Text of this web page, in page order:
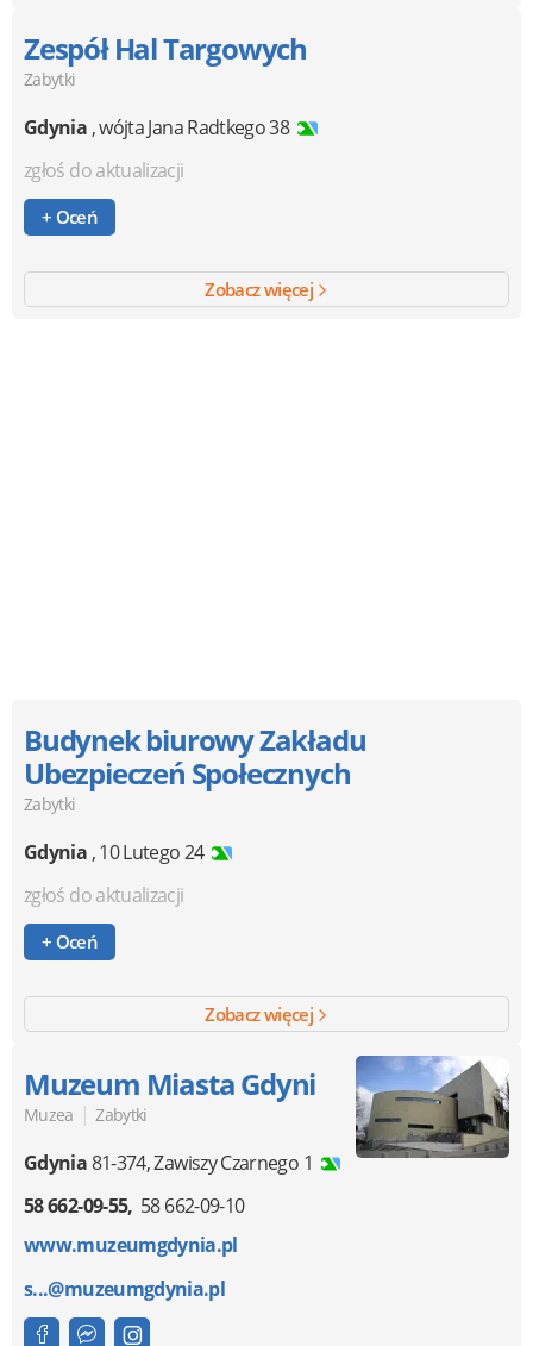
Zespół Hal Targowych
Zabytki
Gdynia ,wójta Jana Radtkego 38
zgłoś do aktualizacji
+ Oceń
Zobacz więcej
Budynek biurowy Zakładu
Ubezpieczeń Społecznych
Zabytki
Gdynia ,10 Lutego 24
zgłoś do aktualizacji
+ Oceń
Zobacz więcej
Muzeum Miasta Gdyni
Muzea | Zabytki
Gdynia81-374,Zawiszy Czarnego 1
58 662-09-55 58 662-09-10
www.muzeumgdynia.pl
s...@muzeumgdynia.pl